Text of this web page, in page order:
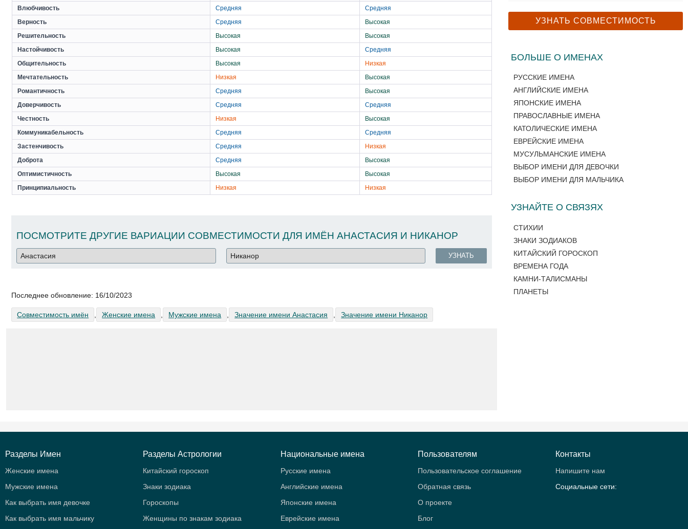
Влюбчивость
Средняя
Средняя
Верность
Средняя
Высокая
Решительность
Высокая
Высокая
Настойчивость
Высокая
Средняя
Общительность
Высокая
Низкая
Мечтательность
Низкая
Высокая
Романтичность
Средняя
Высокая
Доверчивость
Средняя
Средняя
Честность
Низкая
Высокая
Коммуникабельность
Средняя
Средняя
Застенчивость
Средняя
Низкая
Доброта
Средняя
Высокая
Оптимистичность
Высокая
Высокая
Принципиальность
Низкая Низкая
ПОСМОТРИТЕ ДРУГИЕ ВАРИАЦИИ СОВМЕСТИМОСТИ ДЛЯ ИМЁН АНАСТАСИЯ И НИКАНОР
УЗНАТЬ
Последнее обновление: 16/10/2023
Совместимость имён , Женские имена , Мужские имена , Значение имени Анастасия , Значение имени Никанор
БОЛЬШЕ О ИМЕНАХ
РУССКИЕ ИМЕНА
АНГЛИЙСКИЕ ИМЕНА
ЯПОНСКИЕ ИМЕНА
ПРАВОСЛАВНЫЕ ИМЕНА
КАТОЛИЧЕСКИЕ ИМЕНА
ЕВРЕЙСКИЕ ИМЕНА
МУСУЛЬМАНСКИЕ ИМЕНА
ВЫБОР ИМЕНИ ДЛЯ ДЕВОЧКИ
ВЫБОР ИМЕНИ ДЛЯ МАЛЬЧИКА
УЗНАЙТЕ О СВЯЗЯХ
СТИХИИ
ЗНАКИ ЗОДИАКОВ
КИТАЙСКИЙ ГОРОСКОП
ВРЕМЕНА ГОДА
КАМНИ-ТАЛИСМАНЫ
ПЛАНЕТЫ
Разделы Имен
Женские имена
Мужские имена
Как выбрать имя девочке
Как выбрать имя мальчику
Разделы Астрологии
Китайский гороскоп
Знаки зодиака
Гороскопы
Женщины по знакам зодиака
Национальные имена
Русские имена
Английские имена
Японские имена
Еврейские имена
Пользователям
Пользовательское соглашение
Обратная связь
О проекте
Блог
Контакты
Напишите нам
Социальные сети: